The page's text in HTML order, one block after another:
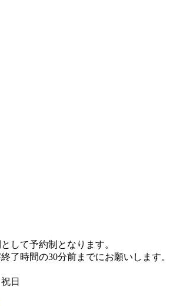
して予約制となります。
了時間の30分前までにお願いします。
日